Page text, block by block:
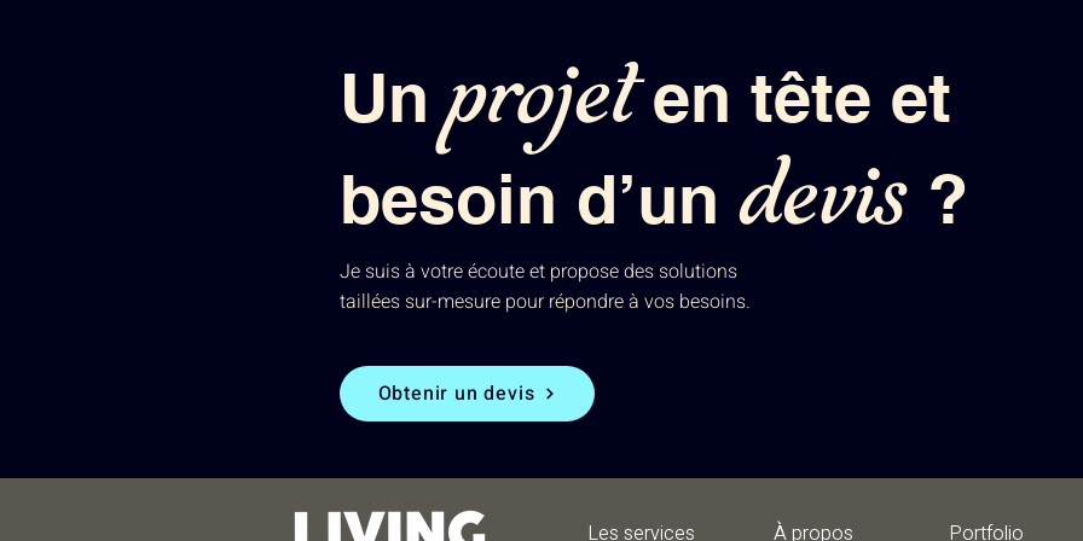
Unprojeten tête et
besoin d’un devis ?
Je suis à votre écoute et propose des solutions
taillées sur-mesure pour répondre à vos besoins.
Obtenir un devis
Les services À propos Portfolio